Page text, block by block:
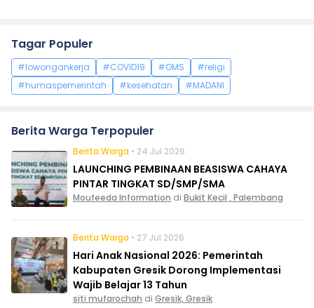
Tagar Populer
#lowongankerja #COVID19 #OMS
#religi
#humaspemerintah
#kesehatan #MADANI
Berita Warga Terpopuler
Berita Warga • 24 Jul 2026
LAUNCHING PEMBINAAN BEASISWA CAHAYA
PINTAR TINGKAT SD/SMP/SMA
Moufeeda Information di Bukit Kecil , Palembang
Berita Warga • 27 Jul 2026
Hari Anak Nasional 2026: Pemerintah
Kabupaten Gresik Dorong Implementasi
Wajib Belajar 13 Tahun
siti mufarochah di Gresik, Gresik